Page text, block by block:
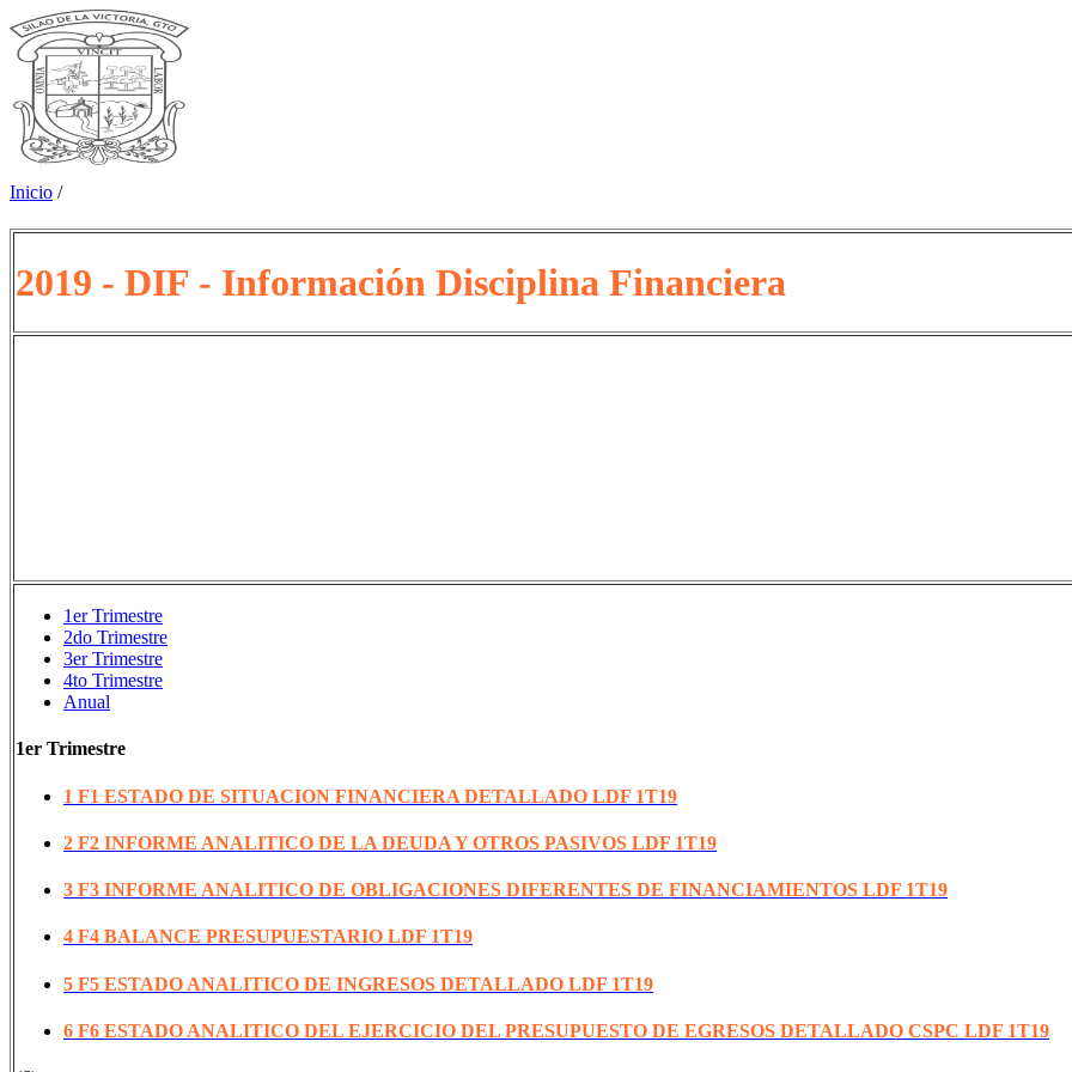
Inicio /
2019 - DIF - Información Disciplina Financiera
1er Trimestre
2do Trimestre
3er Trimestre
4to Trimestre
Anual
1er Trimestre
1 F1 ESTADO DE SITUACION FINANCIERA DETALLADO LDF 1T19
2 F2 INFORME ANALITICO DE LA DEUDA Y OTROS PASIVOS LDF 1T19
3 F3 INFORME ANALITICO DE OBLIGACIONES DIFERENTES DE FINANCIAMIENTOS LDF 1T19
4 F4 BALANCE PRESUPUESTARIO LDF 1T19
5 F5 ESTADO ANALITICO DE INGRESOS DETALLADO LDF 1T19
6 F6 ESTADO ANALITICO DEL EJERCICIO DEL PRESUPUESTO DE EGRESOS DETALLADO CSPC LDF 1T19